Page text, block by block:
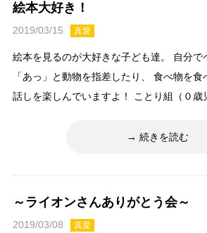
絵本大好き！
2019/03/15 真愛
絵本を見るのが大好きな子ども達。 自分で
「あっ」と動物を指差したり、 食べ物を
話しを楽しんでいますよ！ ことり組（０歳
続きを読む
～ライオンさんありがとう会～
2019/03/08 真愛